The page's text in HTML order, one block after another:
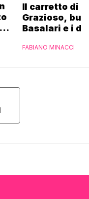
Il carretto di
Grazioso,
Basalari e i
Ferrero”
FABIANO MINACCI